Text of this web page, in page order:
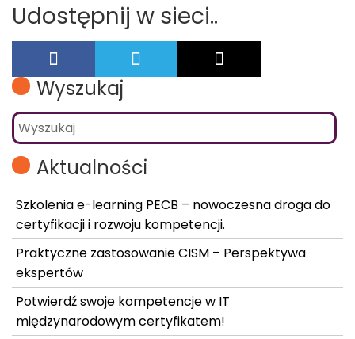
Udostępnij w sieci..
Wyszukaj
Aktualności
Szkolenia e-learning PECB – nowoczesna droga do
certyfikacji i rozwoju kompetencji.
Praktyczne zastosowanie CISM – Perspektywa
ekspertów
Potwierdź swoje kompetencje w IT
międzynarodowym certyfikatem!